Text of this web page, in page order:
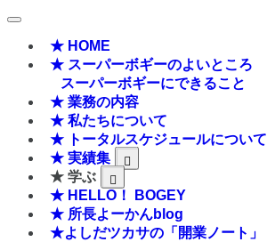
★ HOME
★ スーパーボギーのよいところ
スーパーボギーにできること
★ 業務の内容
★ 私たちについて
★ トータルスケジュールについて
★ 実績集
★ 学ぶ
★ HELLO！ BOGEY
★ 所長よーかんblog
★よしだツカサの「開業ノート」